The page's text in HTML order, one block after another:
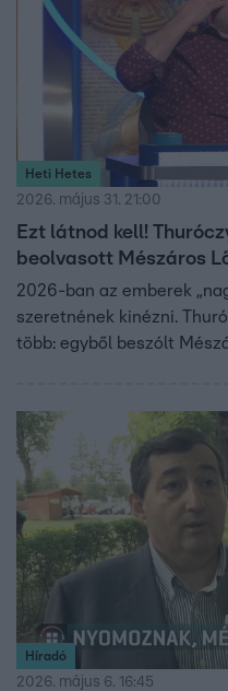
Heti Hetes
2026. május 31. 21:00
Ezt látnod kell!
beolvasott Mészáros
2026-ban az emberek
szeretnének kinézni.
több: egyből beszólt
Híradó
2026. május 6. 16:45